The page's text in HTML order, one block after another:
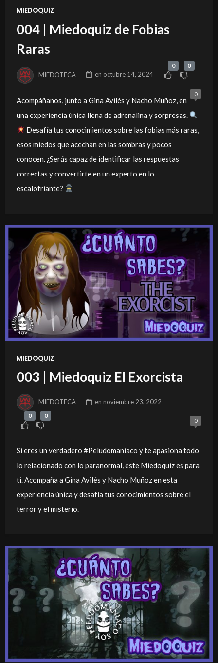
MIEDOQUIZ
004 | Miedoquiz de Fobias
Raras
MIEDOTECA en octubre 14, 2024
0 0
0
Acompáñanos, junto a Gina Avilés y Nacho Muñoz, en
una experiencia única llena de adrenalina y sorpresas.
Desafía tus conocimientos sobre las fobias más raras,
esos miedos que acechan en las sombras y pocos
conocen. ¿Serás capaz de identificar las respuestas
correctas y convertirte en un experto en lo
escalofriante?
MIEDOQUIZ
003 | Miedoquiz El Exorcista
MIEDOTECA ennoviembre 23, 2022
0 0
0
Si eres un verdadero #Peludomaniaco y te apasiona todo
lo relacionado con lo paranormal, este Miedoquiz es para
ti. Acompaña a Gina Avilés y Nacho Muñoz en esta
experiencia única y desafía tus conocimientos sobre el
terror y el misterio.